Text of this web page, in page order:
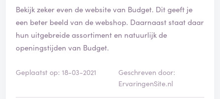
Bekijk zeker even de website van Budget. Dit geeft je
een beter beeld van de webshop. Daarnaast staat daar
hun uitgebreide assortiment en natuurlijk de
openingstijden van Budget.
Geplaatst op: 18-03-2021
Geschreven door:
ErvaringenSite.nl